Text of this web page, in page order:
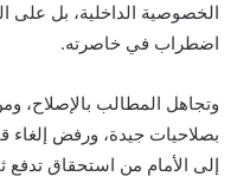
الخصوصية الداخلية، بل
اضطراب في خاصرته.
وتجاهل المطالب بالإصلاح،
بصلاحيات جيدة، ورفض إلغاء
إلى الأمام من استحقاق تدفع